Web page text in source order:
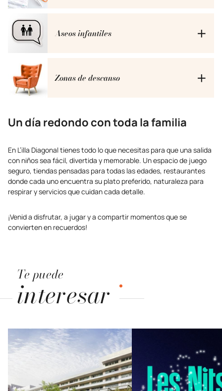
Encontrarás cambiadores en todos los aseos del centro
comercial, siempre limpios y listos para cuando los necesites.
Aseos infantiles
Aseos adaptados al tamaño de los más pequeños. Un
espacio a su medida para que se sientan cómodos y seguros
mientras aprenden a ser autónomos.
Zonas de descanso
donde podréis sentaros y relajaros un momento antes de
continuar con vuestra aventura en L’illa.
Un día redondo con toda la familia
En L’illa Diagonal tienes todo lo que necesitas para que una salida
con niños sea fácil, divertida y memorable. Un espacio de juego
seguro, tiendas pensadas para todas las edades, restaurantes
donde cada uno encuentra su plato preferido, naturaleza para
respirar y servicios que cuidan cada detalle.
¡Venid a disfrutar, a jugar y a compartir momentos que se
convierten en recuerdos!
Te puede
interesar